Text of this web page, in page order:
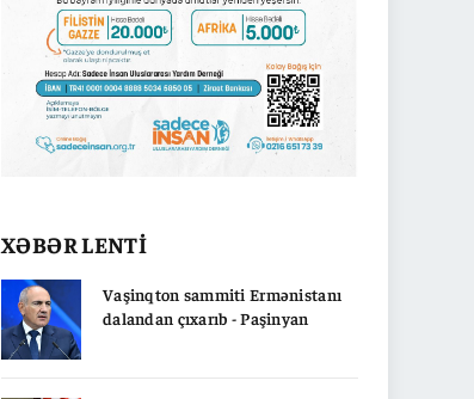
XƏBƏR LENTİ
Vaşinqton sammiti Ermənistanı
dalandan çıxarıb - Paşinyan